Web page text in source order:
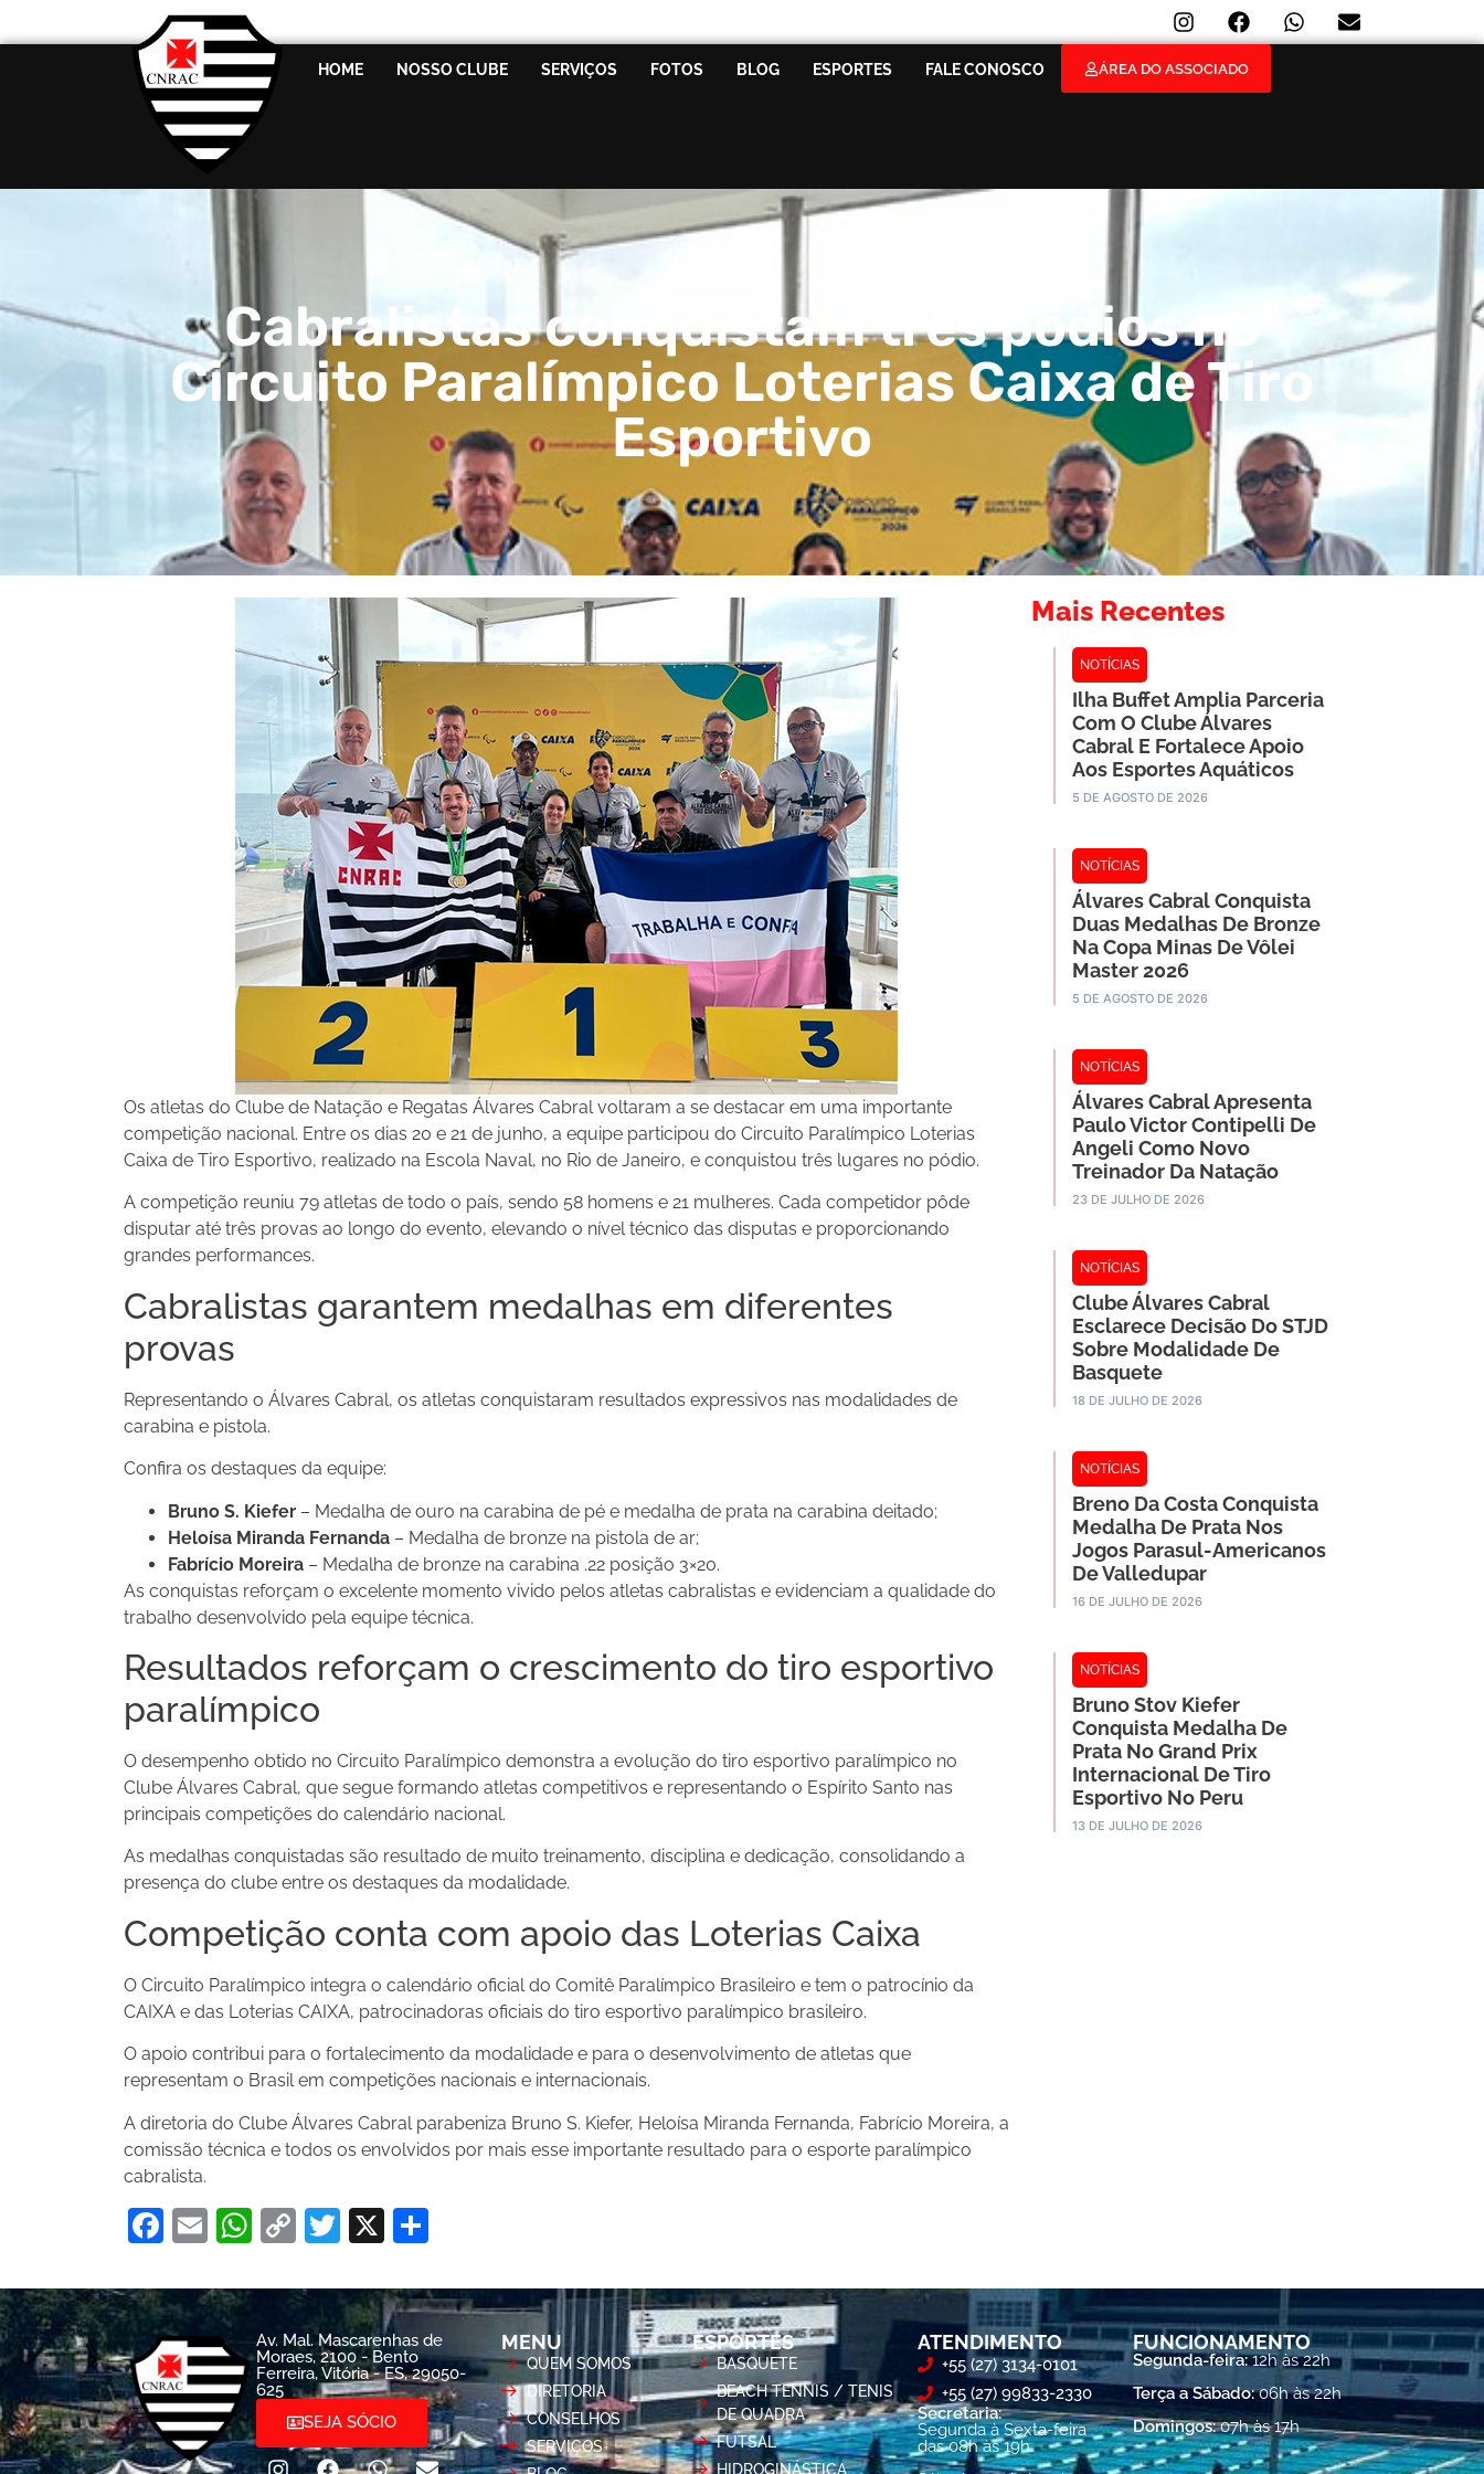
HOME NOSSO CLUBE SERVIÇOS FOTOS BLOG ESPORTES FALE CONOSCO ÁREA DO ASSOCIADO
Cabralistas conquistam três pódios no
Circuito Paralímpico Loterias Caixa de Tiro
Esportivo
Os atletas do Clube de Natação e Regatas Álvares Cabral voltaram a se destacar em uma importante
competição nacional. Entre os dias 20 e 21 de junho, a equipe participou do Circuito Paralímpico Loterias
Caixa de Tiro Esportivo, realizado na Escola Naval, no Rio de Janeiro, e conquistou três lugares no pódio.
A competição reuniu 79 atletas de todo o país, sendo 58 homens e 21 mulheres. Cada competidor pôde
disputar até três provas ao longo do evento, elevando o nível técnico das disputas e proporcionando
grandes performances.
Cabralistas garantem medalhas em diferentes
provas
Representando o Álvares Cabral, os atletas conquistaram resultados expressivos nas modalidades de
carabina e pistola.
Confira os destaques da equipe:
Bruno S. Kiefer – Medalha de ouro na carabina de pé e medalha de prata na carabina deitado;
Heloísa Miranda Fernanda – Medalha de bronze na pistola de ar;
Fabrício Moreira – Medalha de bronze na carabina .22 posição 3×20.
As conquistas reforçam o excelente momento vivido pelos atletas cabralistas e evidenciam a qualidade do
trabalho desenvolvido pela equipe técnica.
Resultados reforçam o crescimento do tiro esportivo
paralímpico
O desempenho obtido no Circuito Paralímpico demonstra a evolução do tiro esportivo paralímpico no
Clube Álvares Cabral, que segue formando atletas competitivos e representando o Espírito Santo nas
principais competições do calendário nacional.
As medalhas conquistadas são resultado de muito treinamento, disciplina e dedicação, consolidando a
presença do clube entre os destaques da modalidade.
Competição conta com apoio das Loterias Caixa
O Circuito Paralímpico integra o calendário oficial do Comitê Paralímpico Brasileiro e tem o patrocínio da
CAIXA e das Loterias CAIXA, patrocinadoras oficiais do tiro esportivo paralímpico brasileiro.
O apoio contribui para o fortalecimento da modalidade e para o desenvolvimento de atletas que
representam o Brasil em competições nacionais e internacionais.
A diretoria do Clube Álvares Cabral parabeniza Bruno S. Kiefer, Heloísa Miranda Fernanda, Fabrício Moreira, a
comissão técnica e todos os envolvidos por mais esse importante resultado para o esporte paralímpico
cabralista.
Facebook
EmailWhatsApp
CopyTwitter
X
Mais Recentes
NOTÍCIAS
Ilha Buffet Amplia Parceria
Com O Clube Álvares
Cabral E Fortalece Apoio
Aos Esportes Aquáticos
5 DE AGOSTO DE 2026
NOTÍCIAS
Álvares Cabral Conquista
Duas Medalhas De Bronze
Na Copa Minas De Vôlei
Master 2026
5 DE AGOSTO DE 2026
NOTÍCIAS
Álvares Cabral Apresenta
Paulo Victor Contipelli De
Angeli Como Novo
Treinador Da Natação
23 DE JULHO DE 2026
NOTÍCIAS
Clube Álvares Cabral
Esclarece Decisão Do STJD
Sobre Modalidade De
Basquete
18 DE JULHO DE 2026
NOTÍCIAS
Breno Da Costa Conquista
Medalha De Prata Nos
Jogos Parasul-Americanos
De Valledupar
16 DE JULHO DE 2026
NOTÍCIAS
Bruno Stov Kiefer
Conquista Medalha De
Prata No Grand Prix
Internacional De Tiro
Esportivo No Peru
13 DE JULHO DE 2026
Av. Mal. Mascarenhas de
Moraes, 2100 - Bento
Ferreira, Vitória - ES, 29050-
625
SEJA SÓCIO
MENU
QUEM SOMOS
DIRETORIA
CONSELHOS
SERVIÇOS
ESPORTES
BASQUETE
BEACH TENNIS / TENIS
DE QUADRA
FUTSAL
HIDROGINÁSTICA
ATENDIMENTO
+55 (27) 3134-0101
+55 (27) 99833-2330
Secretaria:
Segunda à Sexta-feira
das 08h às 19h
FUNCIONAMENTO
Segunda-feira:12h às 22h
Terça a Sábado:06h às 22h
Domingos:07h às 17h